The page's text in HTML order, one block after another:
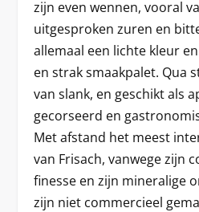
zijn even wennen, vooral
uitgesproken zuren en
allemaal een lichte kleur
en strak smaakpalet. Qua
van slank, en geschikt als
gecorseerd en
Met afstand het meest
van Frisach, vanwege zijn
finesse en zijn mineralige
zijn niet commercieel